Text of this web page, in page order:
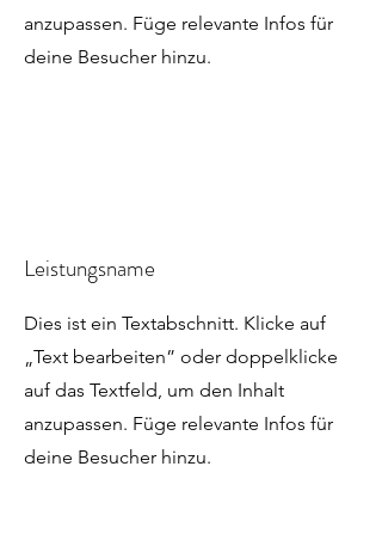
anzupassen. Füge relevante Infos für
deine Besucher hinzu.
Leistungsname
Dies ist ein Textabschnitt. Klicke auf
„Text bearbeiten” oder doppelklicke
auf das Textfeld, um den Inhalt
anzupassen. Füge relevante Infos für
deine Besucher hinzu.